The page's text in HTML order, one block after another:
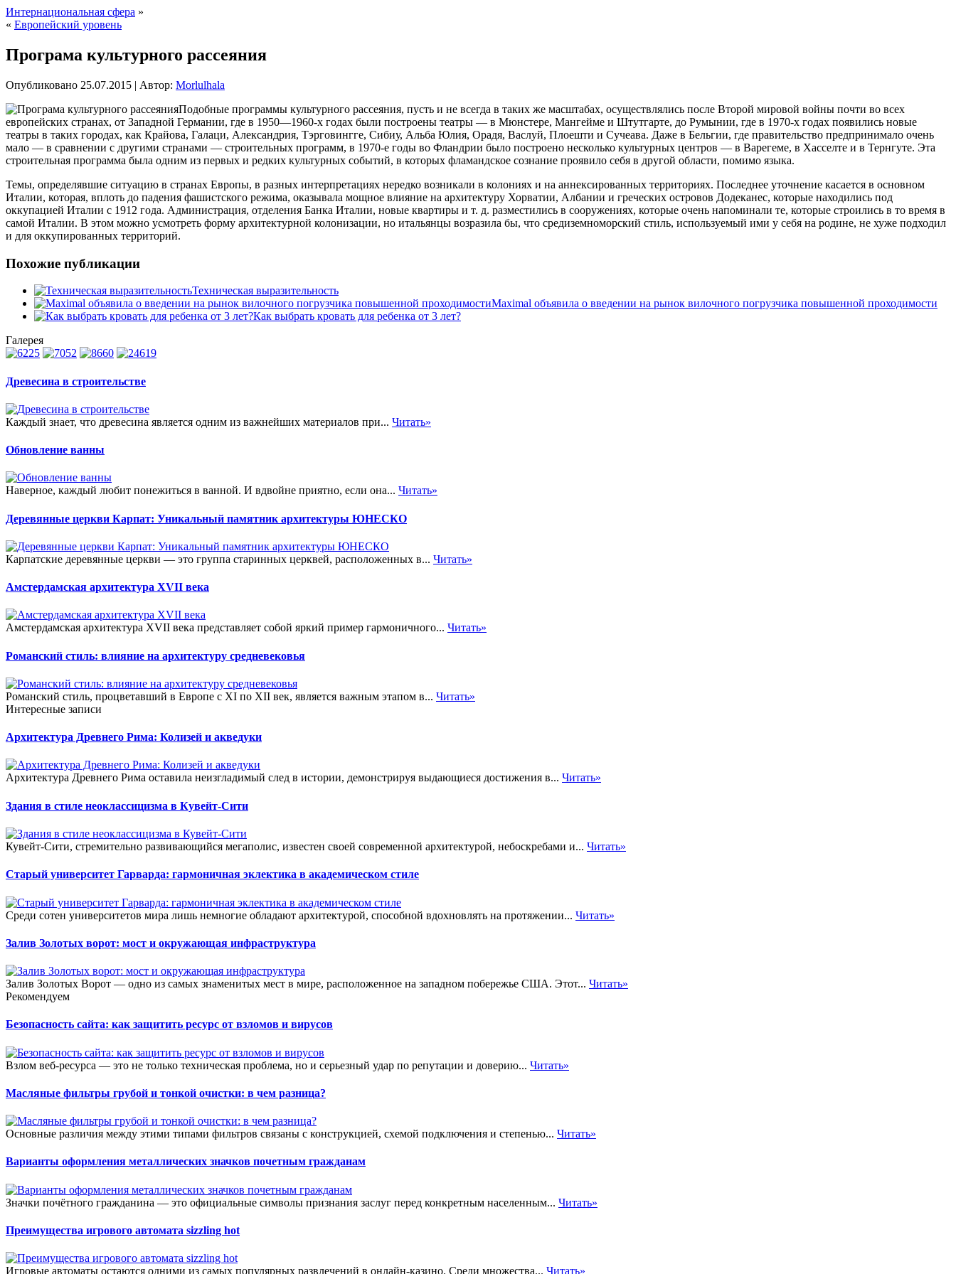
Интернациональная сфера »
« Европейский уровень
Програма культурного рассеяния
Опубликовано 25.07.2015 | Автор: Morlulhala
Подобные программы культурного рассеяния, пусть и не всегда в таких же масштабах, осуществлялись после Второй мировой войны почти во всех
европейских странах, от Западной Германии, где в 1950—1960-х годах были построены театры — в Мюнстере, Мангейме и Штутгарте, до Румынии, где в 1970-х годах появились новые
театры в таких городах, как Крайова, Галаци, Александрия, Тэрговингге, Сибиу, Альба Юлия, Орадя, Васлуй, Плоешти и Сучеава. Даже в Бельгии, где правительство предпринимало очень
мало — в сравнении с другими странами — строительных программ, в 1970-е годы во Фландрии было построено несколько культурных центров — в Варегеме, в Хасселте и в Тернгуте. Эта
строительная программа была одним из первых и редких культурных событий, в которых фламандское сознание проявило себя в другой области, помимо языка.
Темы, определявшие ситуацию в странах Европы, в разных интерпретациях нередко возникали в колониях и на аннексированных территориях. Последнее уточнение касается в основном
Италии, которая, вплоть до падения фашистского режима, оказывала мощное влияние на архитектуру Хорватии, Албании и греческих островов Додеканес, которые находились под
оккупацией Италии с 1912 года. Администрация, отделения Банка Италии, новые квартиры и т. д. разместились в сооружениях, которые очень напоминали те, которые строились в то время в
самой Италии. В этом можно усмотреть форму архитектурной колонизации, но итальянцы возразила бы, что средиземноморский стиль, используемый ими у себя на родине, не хуже подходил
и для оккупированных территорий.
Похожие публикации
Техническая выразительность
Maximal объявила о введении на рынок вилочного погрузчика повышенной проходимости
Как выбрать кровать для ребенка от 3 лет?
Галерея
Древесина в строительстве
Каждый знает, что древесина является одним из важнейших материалов при... Читать»
Обновление ванны
Наверное, каждый любит понежиться в ванной. И вдвойне приятно, если она... Читать»
Деревянные церкви Карпат: Уникальный памятник архитектуры ЮНЕСКО
Карпатские деревянные церкви — это группа старинных церквей, расположенных в... Читать»
Амстердамская архитектура XVII века
Амстердамская архитектура XVII века представляет собой яркий пример гармоничного... Читать»
Романский стиль: влияние на архитектуру средневековья
Романский стиль, процветавший в Европе с XI по XII век, является важным этапом в... Читать»
Интересные записи
Архитектура Древнего Рима: Колизей и акведуки
Архитектура Древнего Рима оставила неизгладимый след в истории, демонстрируя выдающиеся достижения в... Читать»
Здания в стиле неоклассицизма в Кувейт-Сити
Кувейт-Сити, стремительно развивающийся мегаполис, известен своей современной архитектурой, небоскребами и... Читать»
Старый университет Гарварда: гармоничная эклектика в академическом стиле
Среди сотен университетов мира лишь немногие обладают архитектурой, способной вдохновлять на протяжении... Читать»
Залив Золотых ворот: мост и окружающая инфраструктура
Залив Золотых Ворот — одно из самых знаменитых мест в мире, расположенное на западном побережье США. Этот... Читать»
Рекомендуем
Безопасность сайта: как защитить ресурс от взломов и вирусов
Взлом веб-ресурса — это не только техническая проблема, но и серьезный удар по репутации и доверию... Читать»
Масляные фильтры грубой и тонкой очистки: в чем разница?
Основные различия между этими типами фильтров связаны с конструкцией, схемой подключения и степенью... Читать»
Варианты оформления металлических значков почетным гражданам
Значки почётного гражданина — это официальные символы признания заслуг перед конкретным населенным... Читать»
Преимущества игрового автомата sizzling hot
Игровые автоматы остаются одними из самых популярных развлечений в онлайн-казино. Среди множества... Читать»